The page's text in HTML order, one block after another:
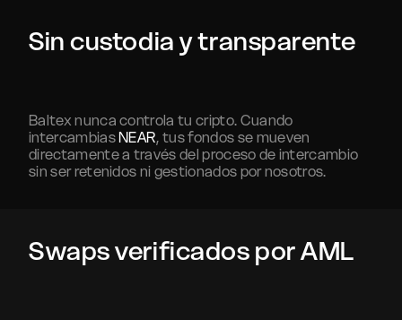
Sin custodia y transparente
Baltex nunca controla tu cripto. Cuando
intercambiasNEAR, tus fondos se mueven
directamente a través del proceso de intercambio
sin ser retenidos ni gestionados por nosotros.
Swaps verificados por AML